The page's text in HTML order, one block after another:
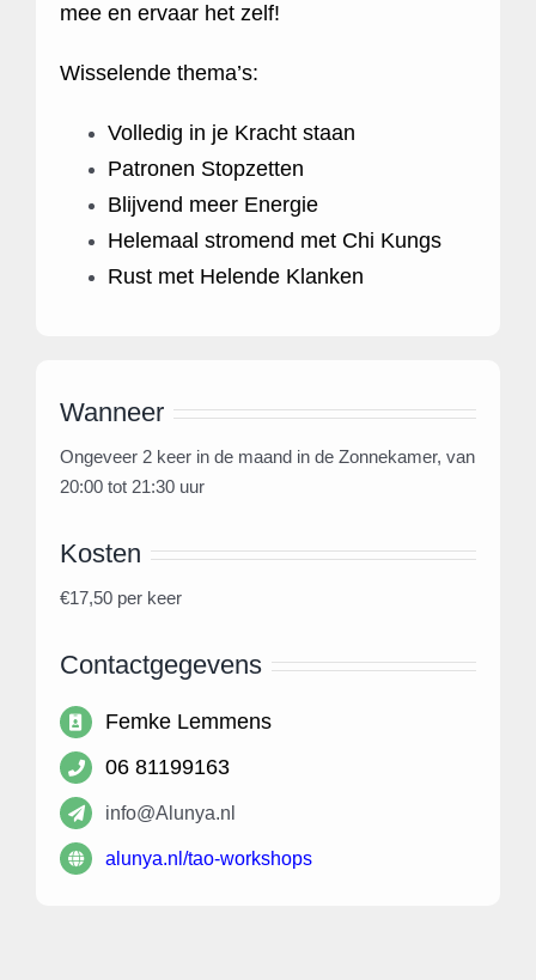
mee en ervaar het zelf!
Wisselende thema’s:
Volledig in je Kracht staan
Patronen Stopzetten
Blijvend meer Energie
Helemaal stromend met Chi Kungs
Rust met Helende Klanken
Wanneer
Ongeveer 2 keer in de maand in de Zonnekamer, van
20:00 tot 21:30 uur
Kosten
€17,50 per keer
Contactgegevens
Femke Lemmens
06 81199163
info@Alunya.nl
alunya.nl/tao-workshops